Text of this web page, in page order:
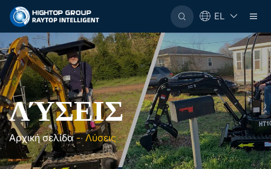
EL
ΛΎΣΕΙΣ
Αρχική σελίδα-Λύσεις